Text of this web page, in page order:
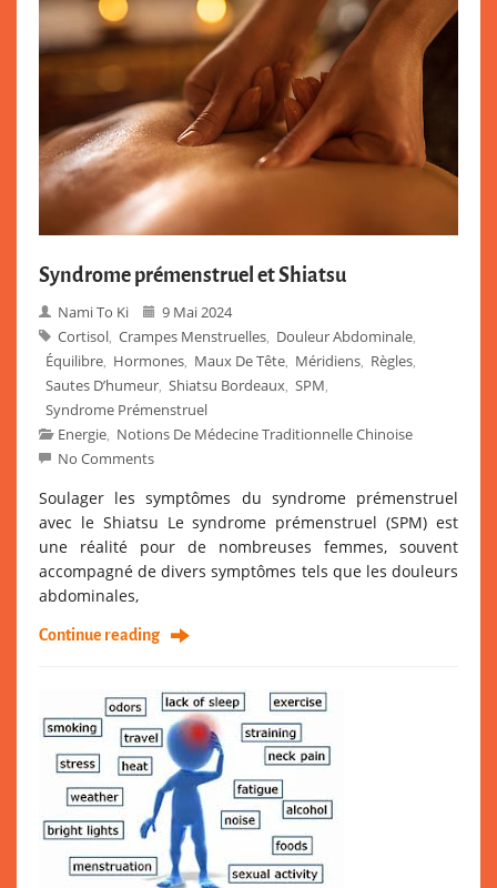
Syndrome prémenstruel et Shiatsu
Nami To Ki
9 Mai 2024
Cortisol Crampes Menstruelles Douleur Abdominale
Équilibre Hormones Maux De Tête Méridiens Règles
Sautes D’humeur Shiatsu Bordeaux SPM
Syndrome Prémenstruel
Energie Notions De Médecine Traditionnelle Chinoise
No Comments
Soulager les symptômes du syndrome prémenstruel
avec le Shiatsu Le syndrome prémenstruel (SPM) est
une réalité pour de nombreuses femmes, souvent
accompagné de divers symptômes tels que les douleurs
abdominales,
Continue reading